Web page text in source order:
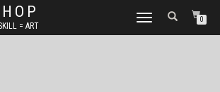
= ART
TOGGLE
0